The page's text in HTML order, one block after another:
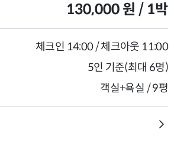
130,000 원 / 1박
체크인 14:00 / 체크아웃 11:00
5인 기준(최대 6명)
객실+욕실 / 9평